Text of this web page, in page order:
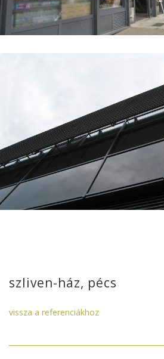
szliven-ház, pécs
vissza a referenciákhoz